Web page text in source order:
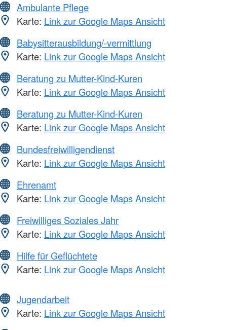
Ambulante Pflege
Karte: Link zur Google Maps Ansicht
Babysitterausbildung/-vermittlung
Karte: Link zur Google Maps Ansicht
Beratung zu Mutter-Kind-Kuren
Karte: Link zur Google Maps Ansicht
Beratung zu Mutter-Kind-Kuren
Karte: Link zur Google Maps Ansicht
Bundesfreiwilligendienst
Karte: Link zur Google Maps Ansicht
Ehrenamt
Karte: Link zur Google Maps Ansicht
Freiwilliges Soziales Jahr
Karte: Link zur Google Maps Ansicht
Hilfe für Geflüchtete
Karte: Link zur Google Maps Ansicht
Jugendarbeit
Karte: Link zur Google Maps Ansicht